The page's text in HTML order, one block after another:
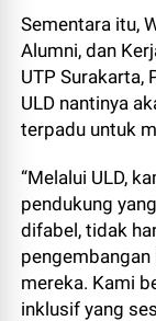
Sementara itu,
Alumni, dan
UTP Surakarta,
ULD nantinya
terpadu untuk
“Melalui ULD,
pendukung
difabel, tidak
pengembangan
mereka. Kami
inklusif yang